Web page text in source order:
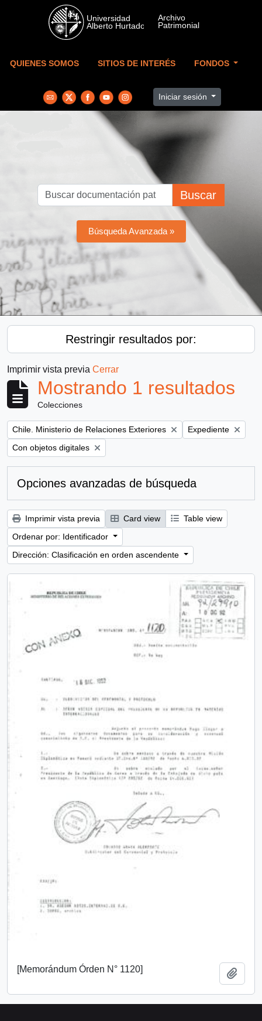
Skip to main content
QUIENES SOMOS SITIOS DE INTERÉS FONDOS
Iniciar sesión
Buscar
Búsqueda Avanzada »
Restringir resultados por:
Imprimir vista previa Cerrar
Mostrando 1 resultados
Colecciones
Remove filter:
Chile. Ministerio de Relaciones Exteriores Remove filter:
Expediente
Remove filter:
Con objetos digitales
Opciones avanzadas de búsqueda
Imprimir vista previa Card view
Table view
Ordenar por: Identificador
Dirección: Clasificación en orden ascendente
[Memorándum Órden N° 1120]